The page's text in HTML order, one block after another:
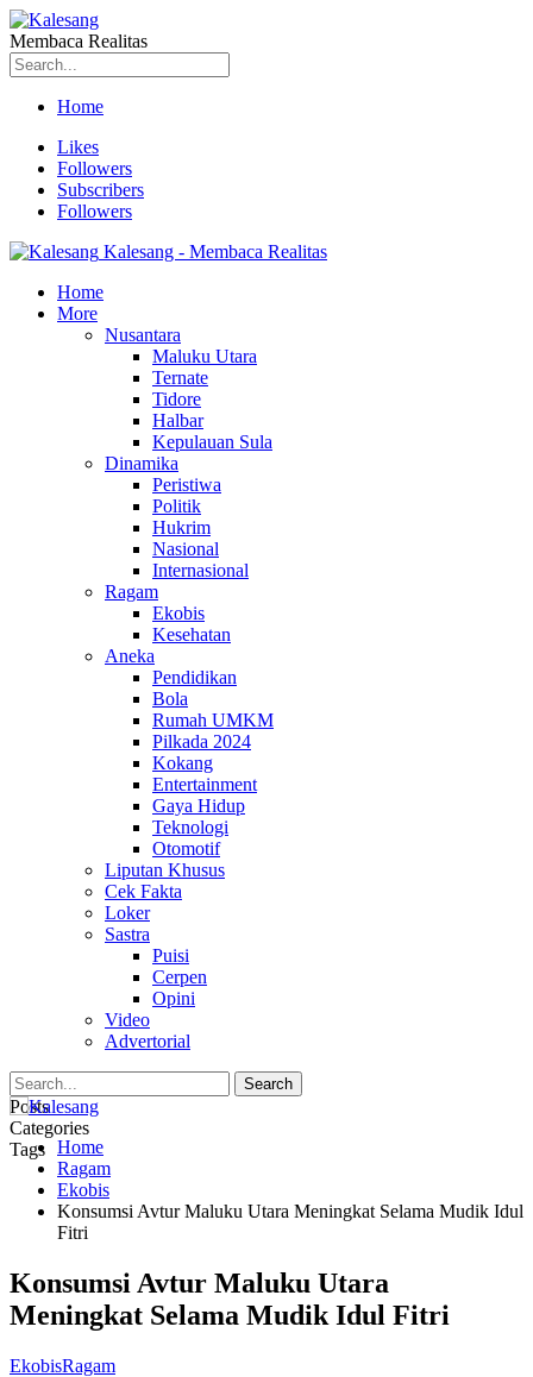
Membaca Realitas
Home
Likes
Followers
Subscribers
Followers
Kalesang - Membaca Realitas
Home
More
Nusantara
Maluku Utara
Ternate
Tidore
Halbar
Kepulauan Sula
Dinamika
Peristiwa
Politik
Hukrim
Nasional
Internasional
Ragam
Ekobis
Kesehatan
Aneka
Pendidikan
Bola
Rumah UMKM
Pilkada 2024
Kokang
Entertainment
Gaya Hidup
Teknologi
Otomotif
Liputan Khusus
Cek Fakta
Loker
Sastra
Puisi
Cerpen
Opini
Video
Advertorial
Posts
Categories
Tags Home
Ragam
Ekobis
Konsumsi Avtur Maluku Utara Meningkat Selama Mudik Idul
Fitri
Konsumsi Avtur Maluku Utara
Meningkat Selama Mudik Idul Fitri
EkobisRagam